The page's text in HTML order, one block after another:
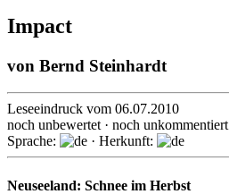
Impact
von Bernd Steinhardt
Leseeindruck vom 06.07.2010
noch unbewertet · noch unkommentiert
Sprache:
· Herkunft:
Neuseeland: Schnee im Herbst